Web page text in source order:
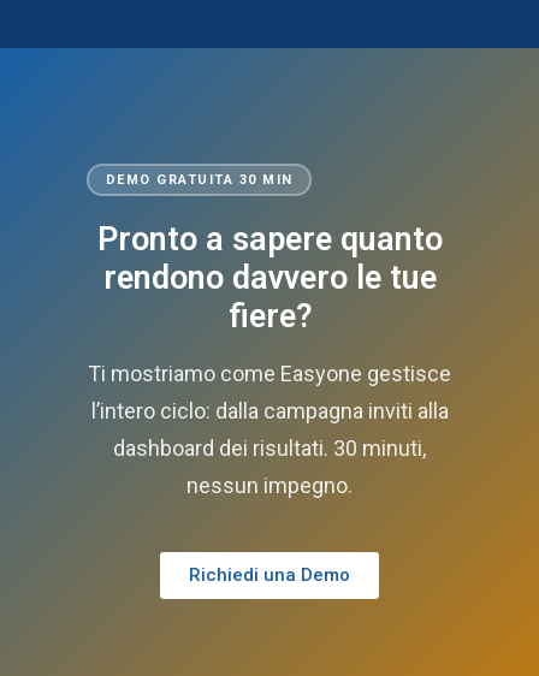
DEMO GRATUITA 30 MIN
Pronto a sapere quanto
rendono davvero le tue
fiere?
Ti mostriamo come Easyone gestisce
l’intero ciclo: dalla campagna inviti alla
dashboard dei risultati. 30 minuti,
nessun impegno.
Richiedi una Demo